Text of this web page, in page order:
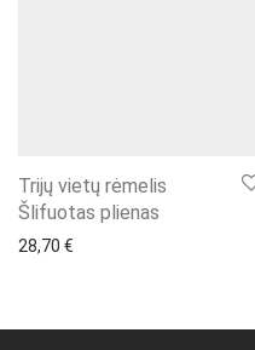
Trijų vietų rėmelis
Šlifuotas plienas
28,70 €